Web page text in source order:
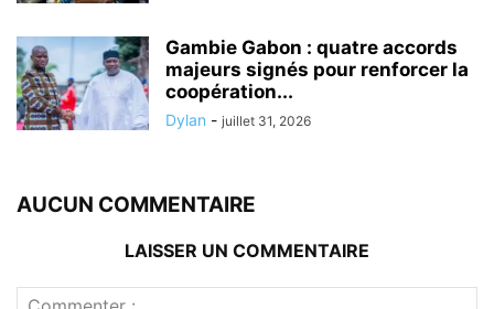
Gambie Gabon : quatre accords
majeurs signés pour renforcer la
coopération...
Dylan - juillet 31, 2026
AUCUN COMMENTAIRE
LAISSER UN COMMENTAIRE